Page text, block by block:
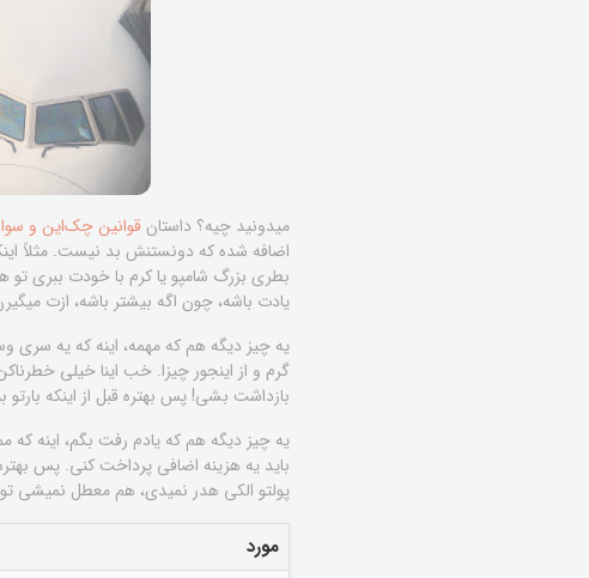
میدونید چیه؟ داستانقوانین چک‌این و
اضافه شده که دونستنش بد نیست. مثلاً
یادت باشه، چون اگه بیشتر باشه، ازت
یه چیز دیگه هم که مهمه، اینه که یه سری
گرم و از اینجور چیزا. خب اینا خیلی
بازداشت بشی! پس بهتره قبل از اینکه
یه چیز دیگه هم که یادم رفت بگم، اینه
باید یه هزینه اضافی پرداخت کنی. پس
پولتو الکی هدر نمیدی، هم معطل نمیشی تو
مورد